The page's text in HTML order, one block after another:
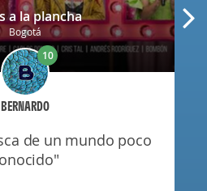
a la plancha
Bogotá
BERNARDO
10